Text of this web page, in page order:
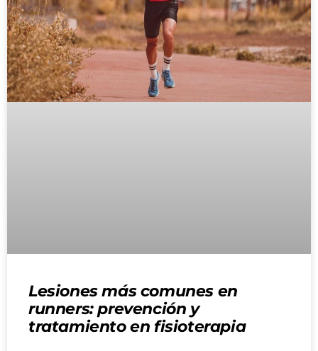
Lesiones más comunes en
runners: prevención y
tratamiento en fisioterapia